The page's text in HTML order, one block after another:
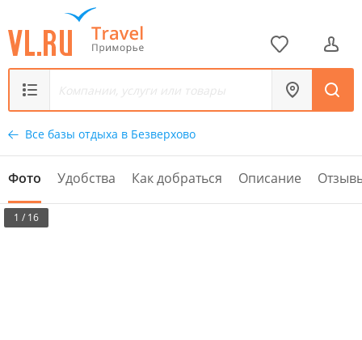
Все базы отдыха в Безверхово
Фото Удобства Как добраться Описание
1 / 16